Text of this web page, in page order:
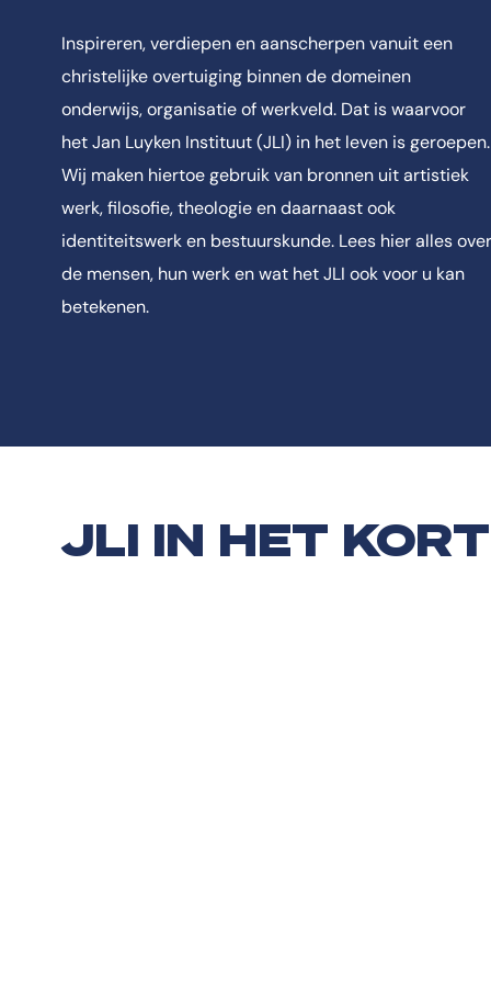
Inspireren, verdiepen en aanscherpen vanuit een
christelijke overtuiging binnen de domeinen
onderwijs, organisatie of werkveld. Dat is waarvoor
het Jan Luyken Instituut (JLI) in het leven is geroepen.
Wij maken hiertoe gebruik van bronnen uit artistiek
werk, filosofie, theologie en daarnaast ook
identiteitswerk en bestuurskunde. Lees hier alles over
de mensen, hun werk en wat het JLI ook voor u kan
betekenen.
JLI IN HET KORT